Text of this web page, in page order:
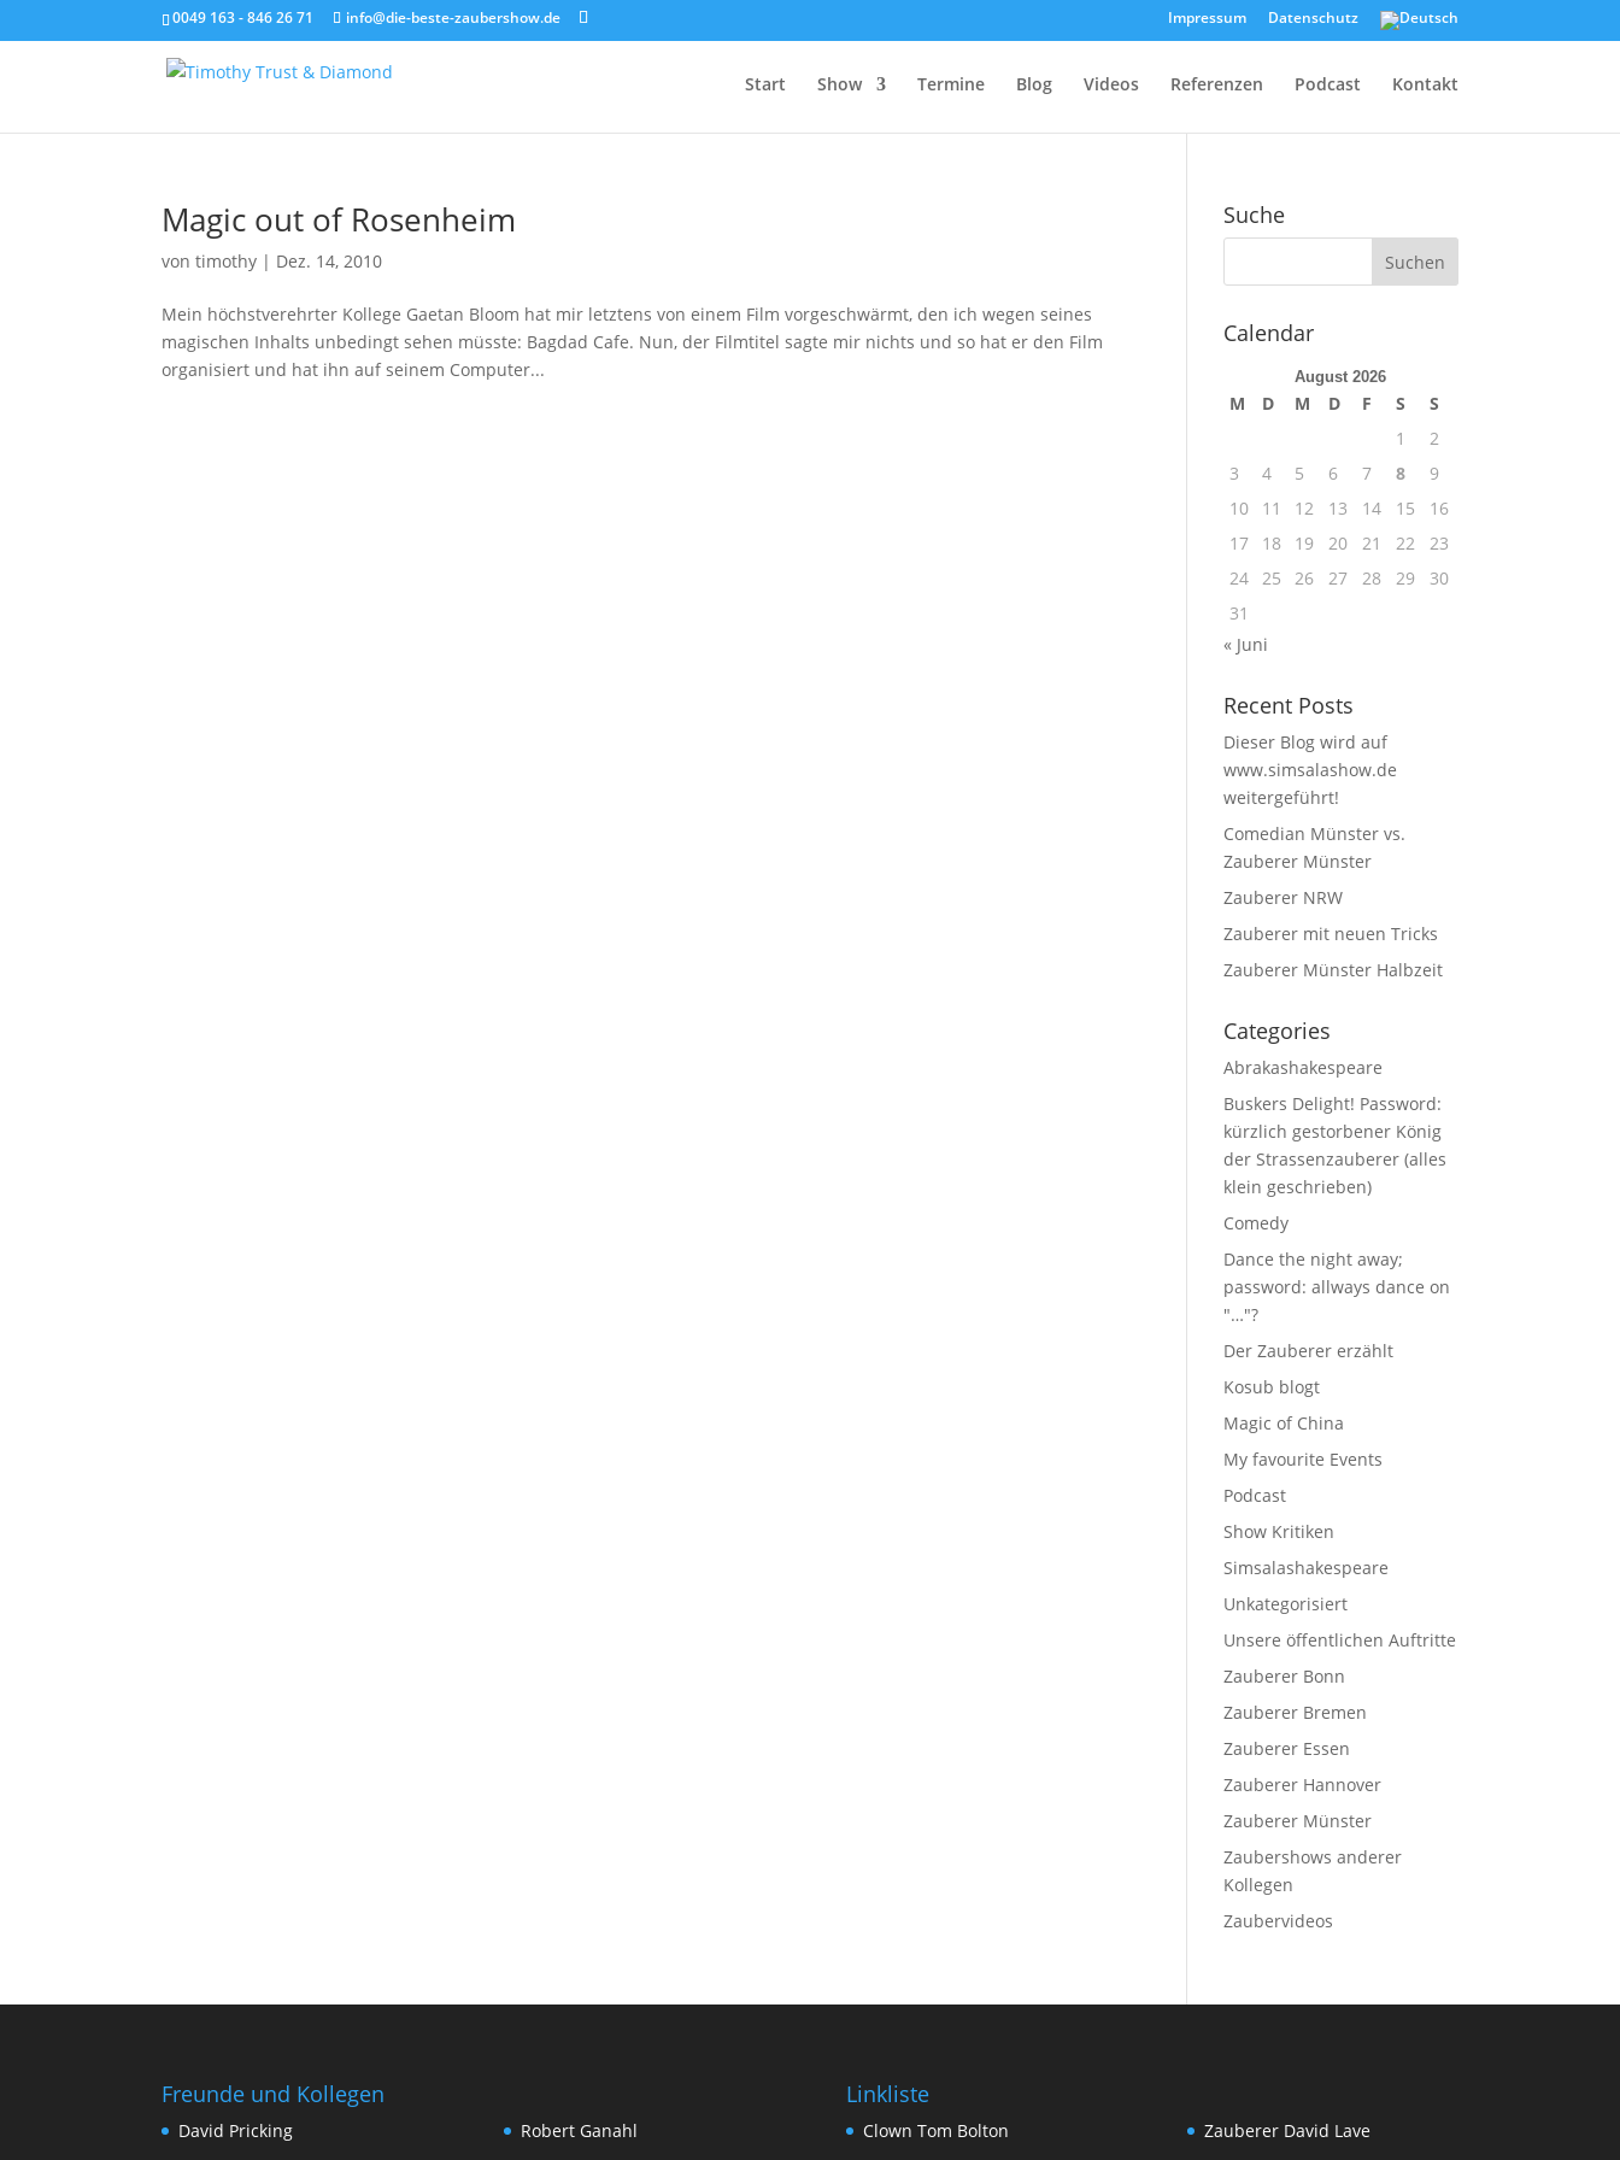
0049 163 - 846 26 71 info@die-beste-zaubershow.de Impressum Datenschutz
Start Show Termine Blog Videos Referenzen Podcast Kontakt
Magic out of Rosenheim
vontimothy | Dez. 14, 2010
Mein höchstverehrter Kollege Gaetan Bloom hat mir letztens von einem Film vorgeschwärmt, den ich wegen seines
magischen Inhalts unbedingt sehen müsste: Bagdad Cafe. Nun, der Filmtitel sagte mir nichts und so hat er den Film
organisiert und hat ihn auf seinem Computer...
Suche
Calendar
August 2026
M D M D F S
S
1
2
3
4 5 6 7 8
9
10
11 12 13 14 15
16
17
18 19 20 21 22
23
24 25 26 27 28 29
30
31
« Juni
Recent Posts
Dieser Blog wird auf
www.simsalashow.de
weitergeführt!
Comedian Münster vs.
Zauberer Münster
Zauberer NRW
Zauberer mit neuen Tricks
Zauberer Münster Halbzeit
Categories
Abrakashakespeare
Buskers Delight! Password:
kürzlich gestorbener König
der Strassenzauberer (alles
klein geschrieben)
Comedy
Dance the night away;
password: allways dance on
"…"?
Der Zauberer erzählt
Kosub blogt
Magic of China
My favourite Events
Podcast
Show Kritiken
Simsalashakespeare
Unkategorisiert
Unsere öffentlichen Auftritte
Zauberer Bonn
Zauberer Bremen
Zauberer Essen
Zauberer Hannover
Zauberer Münster
Zaubershows anderer
Kollegen
Zaubervideos
Freunde und Kollegen
David Pricking
Robert Ganahl
Linkliste
Clown Tom Bolton
Zauberer David Lave